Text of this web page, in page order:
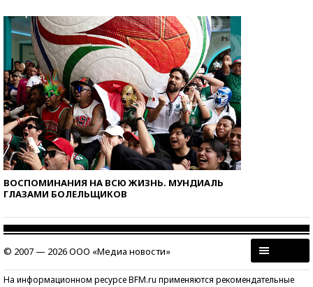
ВОСПОМИНАНИЯ НА ВСЮ ЖИЗНЬ. МУНДИАЛЬ
ГЛАЗАМИ БОЛЕЛЬЩИКОВ
© 2007 — 2026 ООО «Медиа новости»
На информационном ресурсе BFM.ru применяются рекомендательные